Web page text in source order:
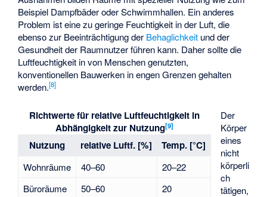
Beispiel Dampfbäder oder Schwimmhallen. Ein anderes
Problem ist eine zu geringe Feuchtigkeit in der Luft, die
ebenso zur Beeinträchtigung der Behaglichkeit und der
Gesundheit der Raumnutzer führen kann. Daher sollte die
Luftfeuchtigkeit in von Menschen genutzten,
konventionellen Bauwerken in engen Grenzen gehalten
werden.[8]
Richtwerte für relative Luftfeuchtigkeit in
Abhängigkeit zur Nutzung[9]
Nutzung relative Luftf. [%] Temp. [°C]
Wohnräume 40–60
20–22
Büroräume
50–60
20
Der
Körper
eines
nicht
körperli
ch
tätigen,